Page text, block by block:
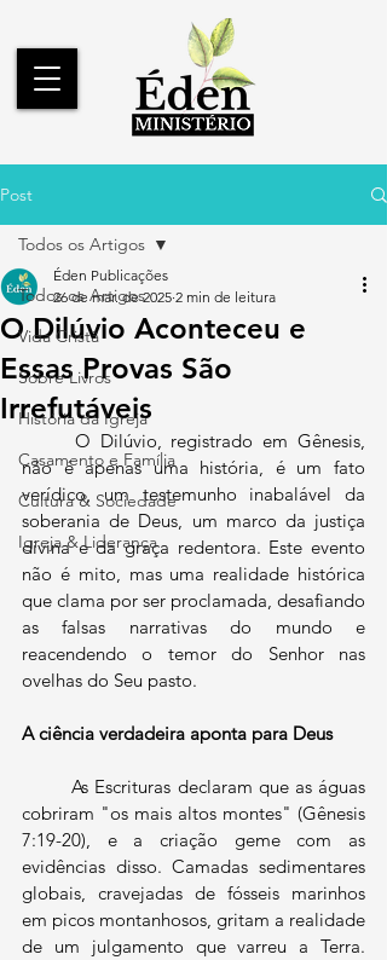
Post
Todos os Artigos
Vida Cristã
Sobre Livros
História da Igreja
Casamento e Família
Cultura & Sociedade
Igreja & Liderança
Todos os Artigos
O Dilúvio Aconteceu e
Essas Provas São
Irrefutáveis
Éden Publicações
26 de mar. de 2025 2 min de leitura
não é apenas uma história, é um fato
verídico, um testemunho inabalável da
soberania de Deus, um marco da justiça
divina e da graça redentora. Este evento
não é mito, mas uma realidade histórica
que clama por ser proclamada, desafiando
as falsas narrativas do mundo e
reacendendo o temor do Senhor nas
ovelhas do Seu pasto.
A ciência verdadeira aponta para Deus
	As Escrituras declaram que as águas
cobriram "os mais altos montes" (Gênesis
7:19-20), e a criação geme com as
evidências disso. Camadas sedimentares
globais, cravejadas de fósseis marinhos
em picos montanhosos, gritam a realidade
de um julgamento que varreu a Terra.